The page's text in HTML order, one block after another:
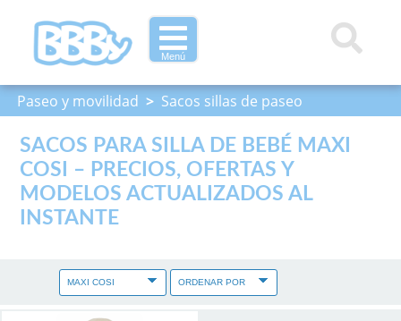
Menú
Paseo y movilidad > Sacos sillas de paseo
SACOS PARA SILLA DE BEBÉ MAXI
COSI – PRECIOS, OFERTAS Y
MODELOS ACTUALIZADOS AL
INSTANTE